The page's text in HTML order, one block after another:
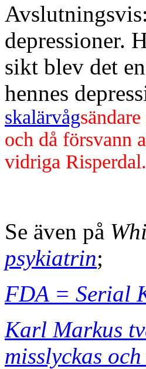
depressioner.
sikt blev det
hennes
skalärvågsändare
och då försvann
vidriga Risperdal.
Se även på
psykiatrin;
FDA = Serial
Karl Markus
misslyckas